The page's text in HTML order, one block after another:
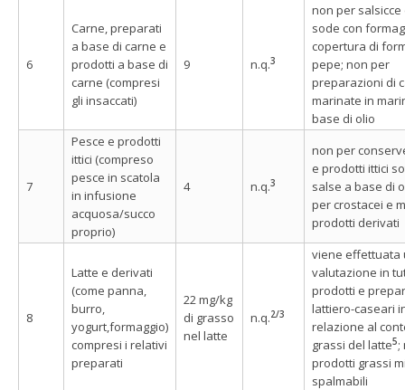
6
Carne, preparati
a base di carne e
prodotti a base di
carne (compresi
gli insaccati)
9 n.q.3
non per salsicce
sode con
copertura di
pepe; non per
preparazioni di
marinate in
base di olio
7
Pesce e prodotti
ittici (compreso
pesce in scatola
in infusione
acquosa/succo
proprio)
4 n.q.3
non per
e prodotti ittici
salse a base di
per crostacei e
prodotti derivati
8
Latte e derivati
(come panna,
burro,
yogurt,formaggio)
compresi i relativi
preparati
22 mg/kg
di grasso
nel latte
n.q.2/3
viene effettuata
valutazione in
prodotti e
lattiero-caseari
relazione al
grassi del latte5;
prodotti grassi
spalmabili